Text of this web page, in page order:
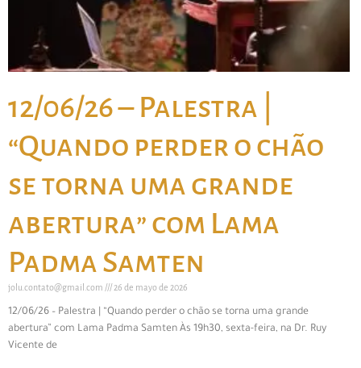
12/06/26 – Palestra |
“Quando perder o chão
se torna uma grande
abertura” com Lama
Padma Samten
jolu.contato@gmail.com 26 de mayo de 2026
12/06/26 – Palestra | “Quando perder o chão se torna uma grande
abertura” com Lama Padma Samten Às 19h30, sexta-feira, na Dr. Ruy
Vicente de